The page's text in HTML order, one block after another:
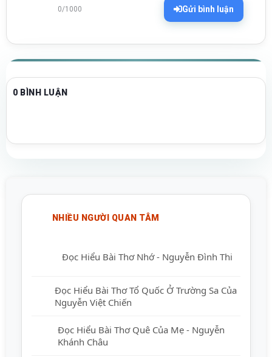
0/1000 Gửi bình luận
0 BÌNH LUẬN
NHIỀU NGƯỜI QUAN TÂM
Đọc Hiểu Bài Thơ Nhớ - Nguyễn Đình Thi
Đọc Hiểu Bài Thơ Tổ Quốc Ở Trường Sa
Của Nguyễn Việt Chiến
Đọc Hiểu Bài Thơ Quê Của Mẹ - Nguyễn
Khánh Châu